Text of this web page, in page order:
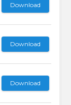
Download
Download
Download